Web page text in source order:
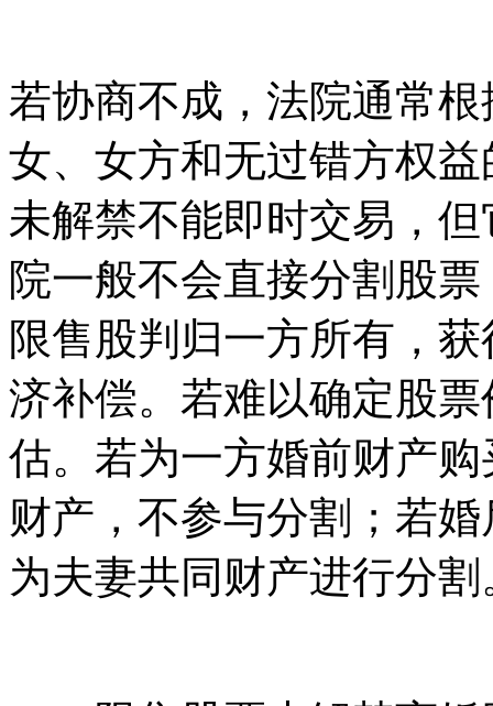
若协商不成，法院通常
女、女方和无过错方权
未解禁不能即时交易，
院一般不会直接分割股
限售股判归一方所有，
济补偿。若难以确定股
估。若为一方婚前财产
财产，不参与分割；若
为夫妻共同财产进行分割